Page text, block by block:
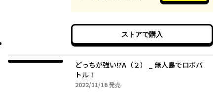
ストアで購入
どっちが強い!?A（２） _ 無人島でロボバ
トル！
2022/11/162022年11月16日
発売